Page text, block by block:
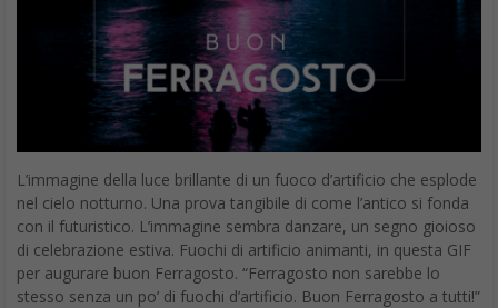
L’immagine della luce brillante di un fuoco d’artificio che esplode
nel cielo notturno. Una prova tangibile di come l’antico si fonda
con il futuristico. L’immagine sembra danzare, un segno gioioso
di celebrazione estiva. Fuochi di artificio animanti, in questa GIF
per augurare buon Ferragosto. “Ferragosto non sarebbe lo
stesso senza un po’ di fuochi d’artificio. Buon Ferragosto a tutti!”